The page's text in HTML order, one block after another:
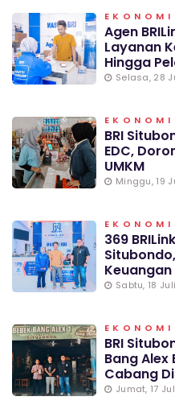
Agen
Layanan
Hingga
Selasa, 28
BRI
EDC,
UMKM
Minggu, 19
369
Sabtu, 18
BRI
Bang Alex
Cabang
Jumat, 17